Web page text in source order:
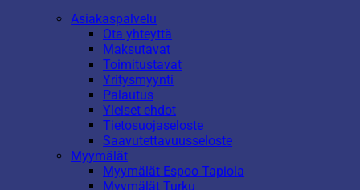
Asiakaspalvelu
Ota yhteyttä
Maksutavat
Toimitustavat
Yritysmyynti
Palautus
Yleiset ehdot
Tietosuojaseloste
Saavutettavuusseloste
Myymälät
Myymälät Espoo Tapiola
Myymälät Turku